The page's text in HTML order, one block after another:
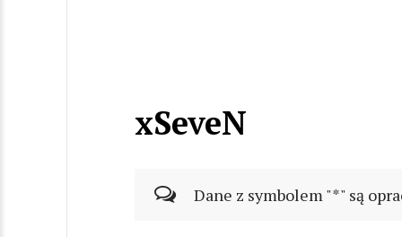
xSeveN
Dane z symbolem "*" są